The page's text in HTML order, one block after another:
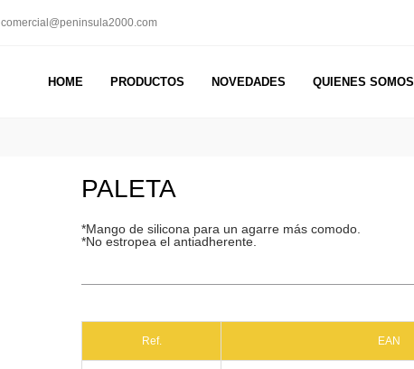
comercial@peninsula2000.com
HOME PRODUCTOS NOVEDADES QUIENES SOMOS
PALETA
*Mango de silicona para un agarre más comodo.
*No estropea el antiadherente.
Ref. EAN